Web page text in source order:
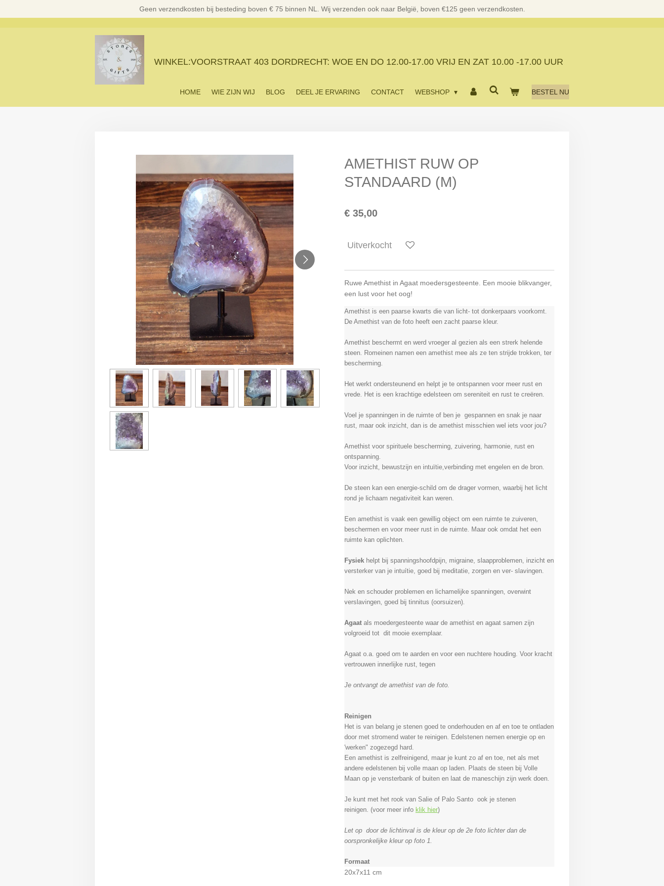
Geen verzendkosten bij besteding boven € 75 binnen NL. Wij verzenden ook naar België, boven €125 geen verzendkosten.
WINKEL:VOORSTRAAT 403 DORDRECHT: WOE EN DO 12.00-17.00 VRIJ EN ZAT 10.00 -17.00 UUR
HOME WIE ZIJN WIJ BLOG DEEL JE ERVARING CONTACT WEBSHOP BESTEL NU
AMETHIST RUW OP
STANDAARD (M)
€ 35,00
Uitverkocht
Ruwe Amethist in Agaat moedersgesteente. Een mooie blikvanger,
een lust voor het oog!
Amethist is een paarse kwarts die van licht- tot donkerpaars voorkomt.
De Amethist van de foto heeft een zacht paarse kleur.
Amethist beschermt en werd vroeger al gezien als een strerk helende
steen. Romeinen namen een amethist mee als ze ten strijde trokken, ter
bescherming.
Het werkt ondersteunend en helpt je te ontspannen voor meer rust en
vrede. Het is een krachtige edelsteen om sereniteit en rust te creëren.
Voel je spanningen in de ruimte of ben je gespannen en snak je naar
rust, maar ook inzicht, dan is de amethist misschien wel iets voor jou?
Amethist voor spirituele bescherming, zuivering, harmonie, rust en
ontspanning.
Voor inzicht, bewustzijn en intuïtie,verbinding met engelen en de bron.
De steen kan een energie-schild om de drager vormen, waarbij het licht
rond je lichaam negativiteit kan weren.
Een amethist is vaak een gewillig object om een ruimte te zuiveren,
beschermen en voor meer rust in de ruimte. Maar ook omdat het een
ruimte kan oplichten.
Fysiek helpt bij spanningshoofdpijn, migraine, slaapproblemen, inzicht en
versterker van je intuítie, goed bij meditatie, zorgen en ver- slavingen.
Nek en schouder problemen en lichamelijke spanningen, overwint
verslavingen, goed bij tinnitus (oorsuizen).
Agaat als moedergesteente waar de amethist en agaat samen zijn
volgroeid tot dit mooie exemplaar.
Agaat o.a. goed om te aarden en voor een nuchtere houding. Voor kracht
vertrouwen innerlijke rust, tegen
Je ontvangt de amethist van de foto.
Reinigen
Het is van belang je stenen goed te onderhouden en af en toe te ontladen
door met stromend water te reinigen. Edelstenen nemen energie op en
'werken" zogezegd hard.
Een amethist is zelfreinigend, maar je kunt zo af en toe, net als met
andere edelstenen bij volle maan op laden. Plaats de steen bij Volle
Maan op je vensterbank of buiten en laat de maneschijn zijn werk doen.
Je kunt met het rook van Salie of Palo Santo ook je stenen
reinigen. (voor meer info klik hier)
Let op door de lichtinval is de kleur op de 2e foto lichter dan de
oorspronkelijke kleur op foto 1.
Formaat
20x7x11 cm